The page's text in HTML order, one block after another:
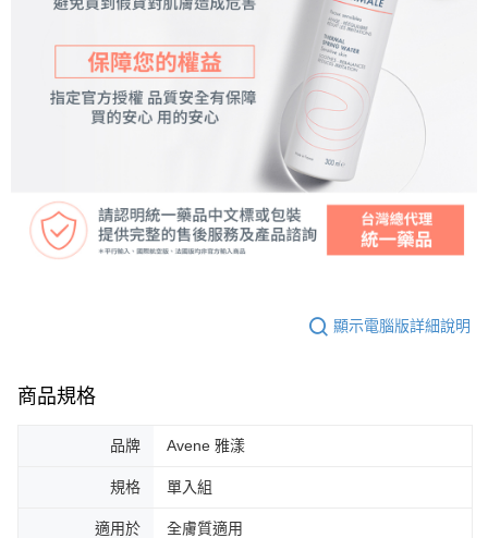
顯示電腦版詳細說明
商品規格
品牌 Avene 雅漾
規格 單入組
適用於 全膚質適用